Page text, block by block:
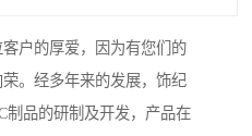
户的厚爱，因为有您们的
。经多年来的发展，饰纪
制品的研制及开发，产品在